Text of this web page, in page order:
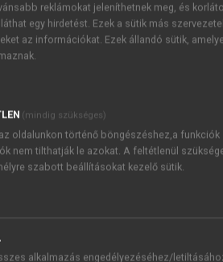
JELSZÓ
Kérek értesítést a MeRSZ
Kérek értesítést az
reklámokat jeleníthetnek meg, és
egy hirdetést. Ezek a sütik más
az információkat. Ezek állandó sütik,
(mindig szükséges)
oldalunkon történő böngészéshez,a funkciók
nem tilthatják le azokat. A feltétlenül
szabott beállításokat kezelő sütik.
alkalmazás engedélyezéséhez/